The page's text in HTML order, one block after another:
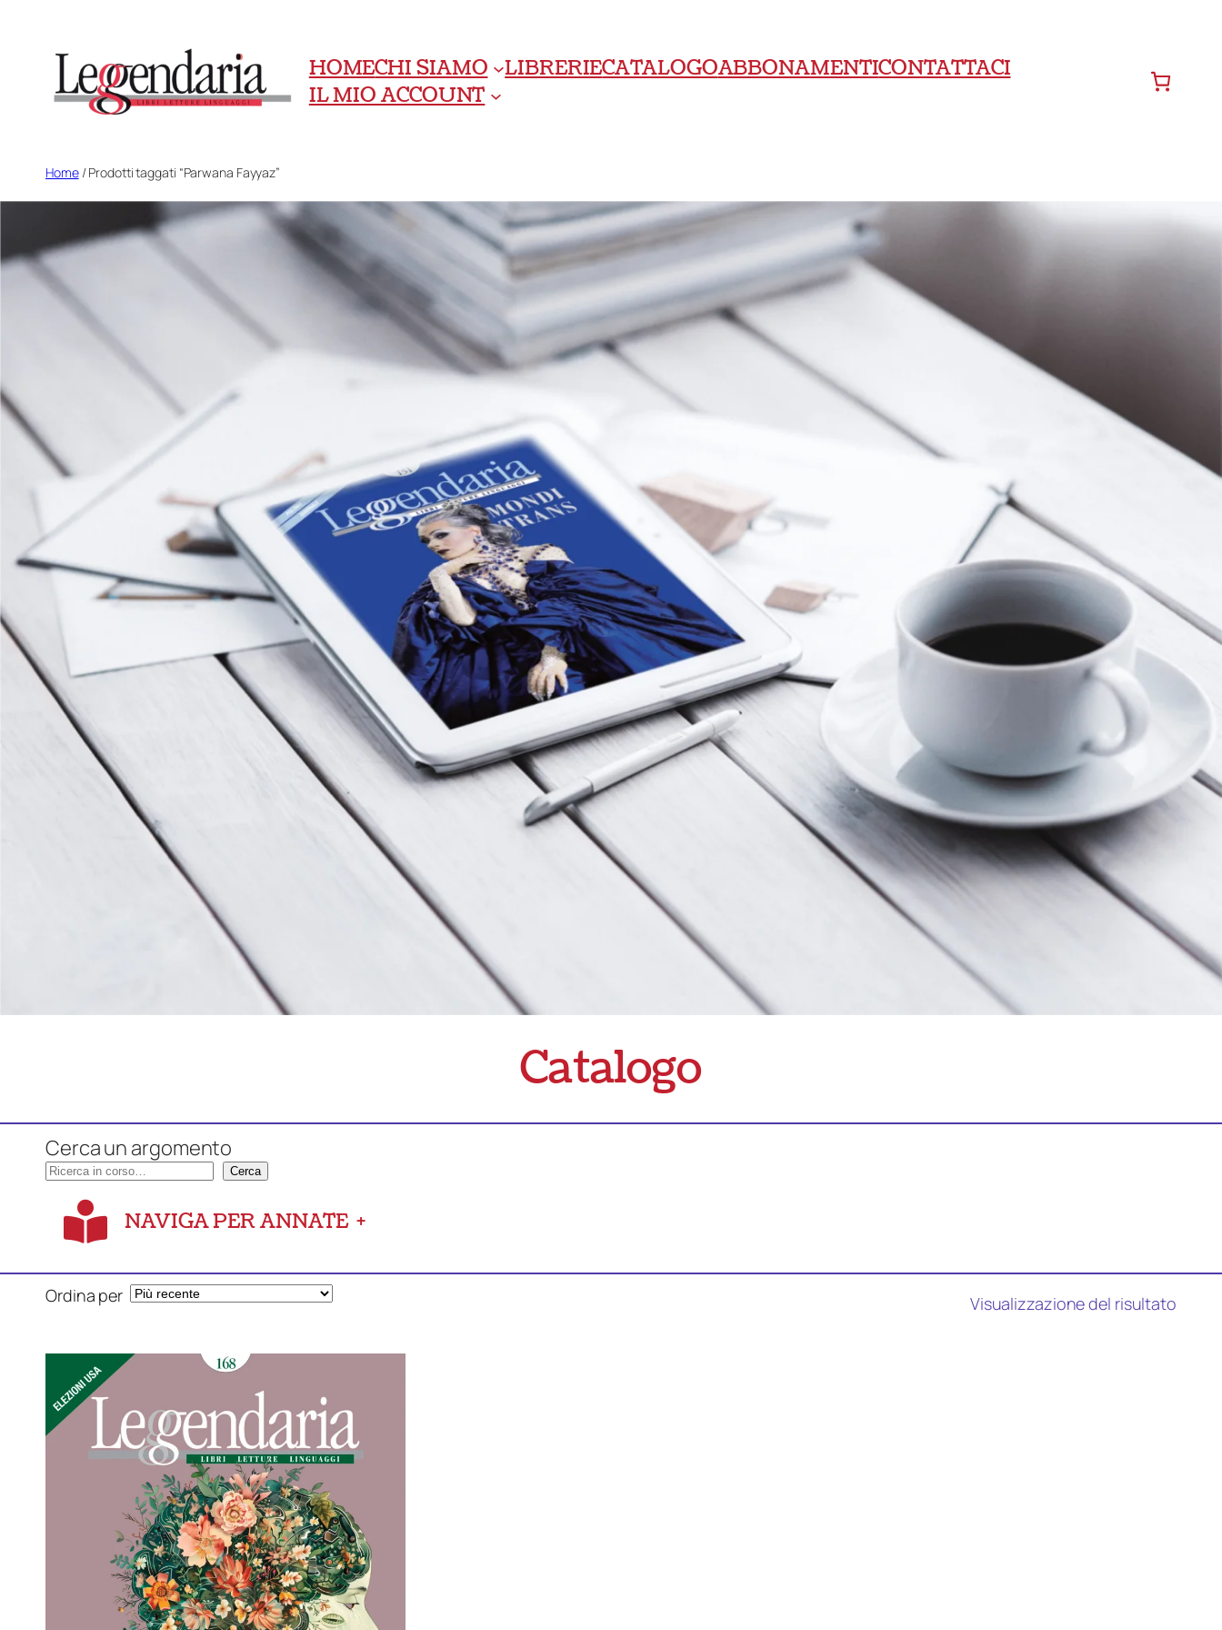
contenuto
HOMECHI SIAMO LIBRERIECATALOGOABBONAMENTICONTATTACI
IL MIO ACCOUNT
Home/ Prodotti taggati “Parwana Fayyaz”
Catalogo
Cerca un argomento
Cerca
NAVIGA PER ANNATE +
Ordina per Visualizzazione del risultato